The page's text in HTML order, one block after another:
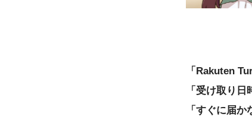
「Rakuten
「受け取り日
「すぐに届か